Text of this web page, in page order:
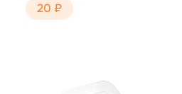
20 ₽